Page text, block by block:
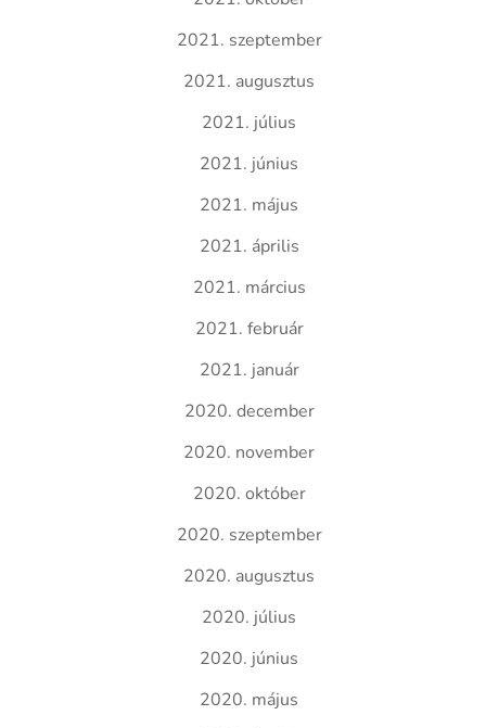
2021. szeptember
2021. augusztus
2021. július
2021. június
2021. május
2021. április
2021. március
2021. február
2021. január
2020. december
2020. november
2020. október
2020. szeptember
2020. augusztus
2020. július
2020. június
2020. május